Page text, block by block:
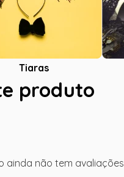
Tiaras
produto
ainda não tem avaliações